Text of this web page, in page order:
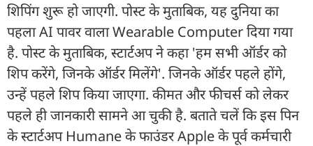
शिपिंग शुरू हो जाएगी. पोस्ट के मुताबिक, यह दुनिया का
पहला AI पावर वाला Wearable Computer दिया गया
है. पोस्ट के मुताबिक, स्टार्टअप ने कहा 'हम सभी ऑर्डर को
शिप करेंगे, जिनके ऑर्डर मिलेंगे'. जिनके ऑर्डर पहले होंगे,
उन्हें पहले शिप किया जाएगा. कीमत और फीचर्स को लेकर
पहले ही जानकारी सामने आ चुकी है. बताते चलें कि इस पिन
के स्टार्टअप Humane के फाउंडर Apple के पूर्व कर्मचारी